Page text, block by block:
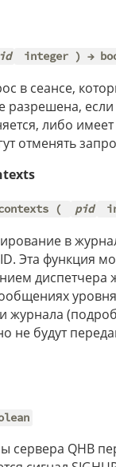
integer ) →
в сеансе,
разрешена,
либо
отменять
( pid
в
Эта функция
уровня
журнала
не будут
сервера QHB